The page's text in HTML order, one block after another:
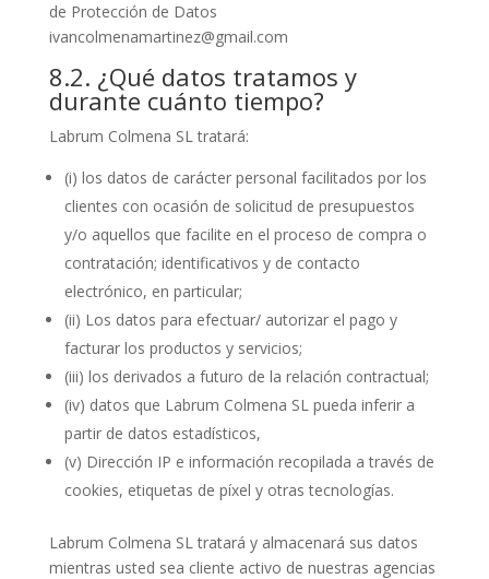
de Protección de Datos
ivancolmenamartinez@gmail.com
8.2. ¿Qué datos tratamos y
durante cuánto tiempo?
Labrum Colmena SL tratará:
(i) los datos de carácter personal facilitados por los
clientes con ocasión de solicitud de presupuestos
y/o aquellos que facilite en el proceso de compra o
contratación; identificativos y de contacto
electrónico, en particular;
(ii) Los datos para efectuar/ autorizar el pago y
facturar los productos y servicios;
(iii) los derivados a futuro de la relación contractual;
(iv) datos que Labrum Colmena SL pueda inferir a
partir de datos estadísticos,
(v) Dirección IP e información recopilada a través de
cookies, etiquetas de píxel y otras tecnologías.
Labrum Colmena SL tratará y almacenará sus datos
mientras usted sea cliente activo de nuestras agencias